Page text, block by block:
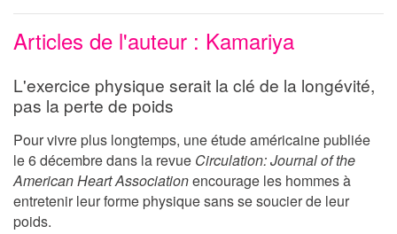
Articles de l'auteur : Kamariya
L'exercice physique serait la clé de la longévité,
pas la perte de poids
Pour vivre plus longtemps, une étude américaine publiée
le 6 décembre dans la revue Circulation: Journal of the
American Heart Associationencourage les hommes à
entretenir leur forme physique sans se soucier de leur
poids.